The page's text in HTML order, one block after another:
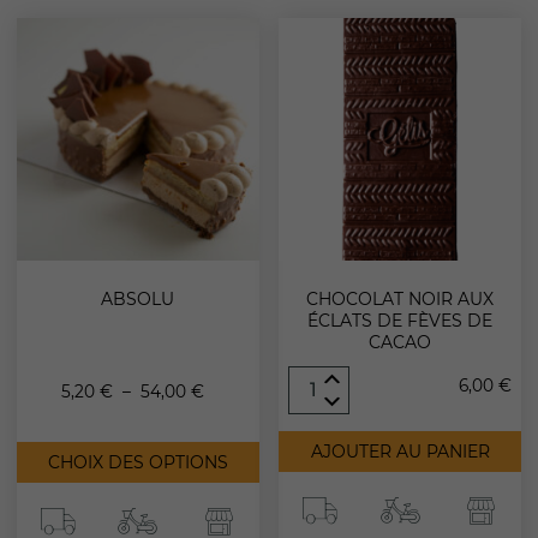
ABSOLU
5,20€ – 54,00€
de
CHOIX DES OPTIONS
Ce
produit
a
plusieurs
variations.
CHOCOLAT NOIR AUX
ÉCLATS DE FÈVES DE
CACAO
quantité
de
Chocolat
noir
aux
de
6,00 €
AJOUTER AU PANIER
Nécessaire
Ces cookies ne
sont pas
optionnels. Ils
sont requis
pour un bon
fonctionnement